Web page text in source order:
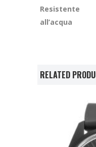
Resistente
all’acqua
RELATED